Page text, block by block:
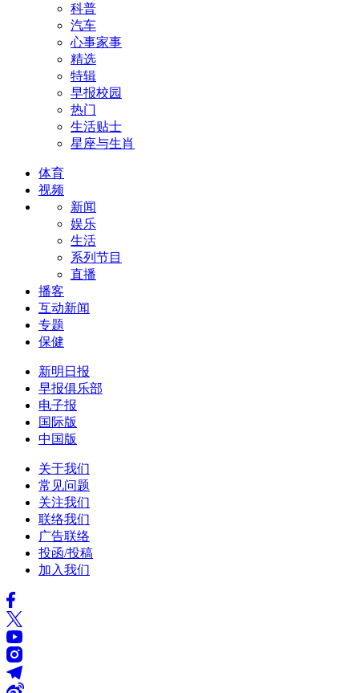
科普
汽车
心事家事
精选
特辑
早报校园
热门
生活贴士
星座与生肖
体育
视频
新闻
娱乐
生活
系列节目
直播
播客
互动新闻
专题
保健
新明日报
早报俱乐部
电子报
国际版
中国版
关于我们
常见问题
关注我们
联络我们
广告联络
投函/投稿
加入我们